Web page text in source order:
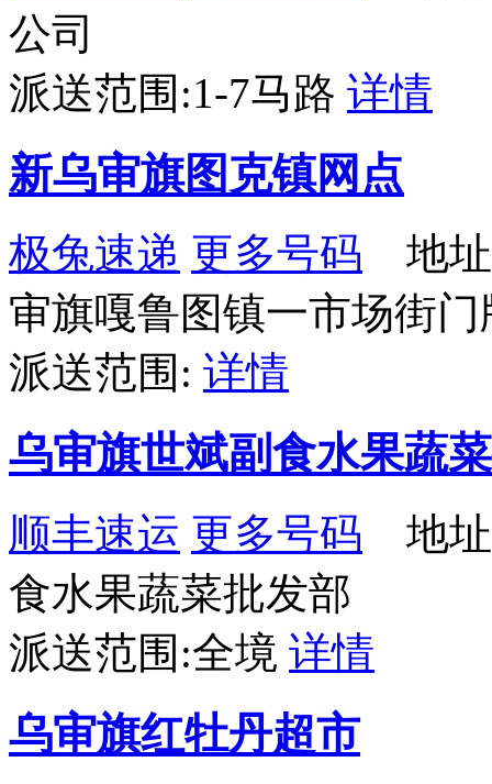
公司
派送范围:1-7马路 详情
新乌审旗图克镇网点
极兔速递 更多号码 地址
审旗嘎鲁图镇一市场街门
派送范围: 详情
乌审旗世斌副食水果蔬
顺丰速运 更多号码 地址
食水果蔬菜批发部
派送范围:全境 详情
乌审旗红牡丹超市